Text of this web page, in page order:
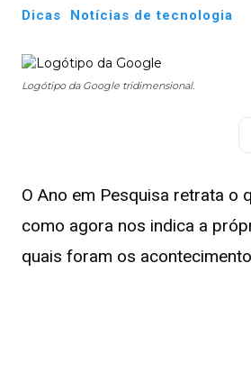
Dicas Notícias de tecnologia
Logótipo da Google tridimensional.
O Ano em Pesquisa retrata o
como agora nos indica a
quais foram os